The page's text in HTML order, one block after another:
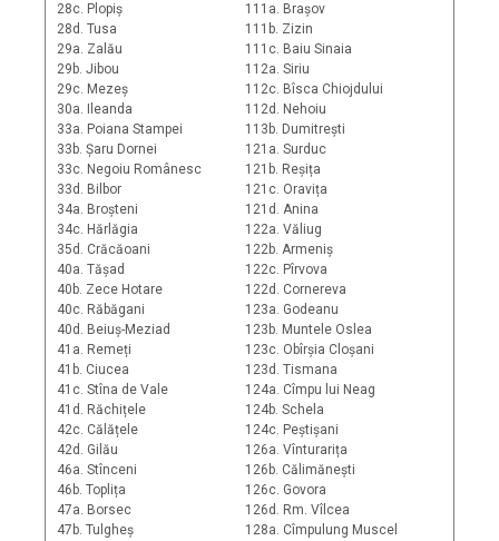
28c. Plopiș
28d. Tusa
29a. Zalău
29b. Jibou
29c. Mezeș
30a. Ileanda
33a. Poiana Stampei
33b. Șaru Dornei
33c. Negoiu Românesc
33d. Bilbor
34a. Broșteni
34c. Hărlăgia
35d. Crăcăoani
40a. Tășad
40b. Zece Hotare
40c. Răbăgani
40d. Beiuș-Meziad
41a. Remeți
41b. Ciucea
41c. Stîna de Vale
41d. Răchițele
42c. Călățele
42d. Gilău
46a. Stînceni
46b. Toplița
47a. Borsec
47b. Tulgheș
111a. Brașov
111b. Zizin
111c. Baiu Sinaia
112a. Siriu
112c. Bîsca Chiojdului
112d. Nehoiu
113b. Dumitrești
121a. Surduc
121b. Reșița
121c. Oravița
121d. Anina
122a. Văliug
122b. Armeniș
122c. Pîrvova
122d. Cornereva
123a. Godeanu
123b. Muntele Oslea
123c. Obîrșia Cloșani
123d. Tismana
124a. Cîmpu lui Neag
124b. Schela
124c. Peștișani
126a. Vînturarița
126b. Călimănești
126c. Govora
126d. Rm. Vîlcea
128a. Cîmpulung Muscel